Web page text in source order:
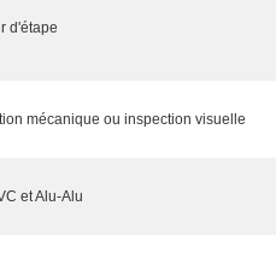
d'étape
mécanique ou inspection visuelle
et Alu-Alu